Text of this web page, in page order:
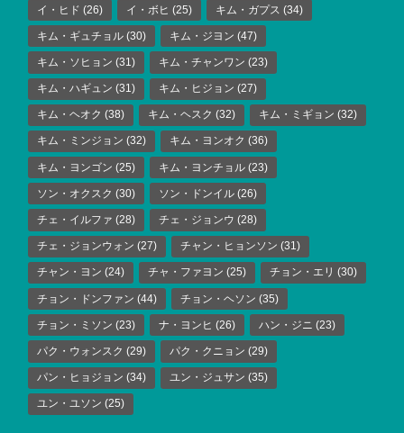
イ・ヒド (26) イ・ボヒ (25) キム・ガプス (34)
キム・ギュチョル (30) キム・ジヨン (47)
キム・ソヒョン (31) キム・チャンワン (23)
キム・ハギュン (31) キム・ヒジョン (27)
キム・ヘオク (38) キム・ヘスク (32) キム・ミギョン (32)
キム・ミンジョン (32) キム・ヨンオク (36)
キム・ヨンゴン (25) キム・ヨンチョル (23)
ソン・オクスク (30) ソン・ドンイル (26)
チェ・イルファ (28) チェ・ジョンウ (28)
チェ・ジョンウォン (27) チャン・ヒョンソン (31)
チャン・ヨン (24) チャ・ファヨン (25) チョン・エリ (30)
チョン・ドンファン (44) チョン・ヘソン (35)
チョン・ミソン (23) ナ・ヨンヒ (26) ハン・ジニ (23)
パク・ウォンスク (29) パク・クニョン (29)
パン・ヒョジョン (34) ユン・ジュサン (35)
ユン・ユソン (25)